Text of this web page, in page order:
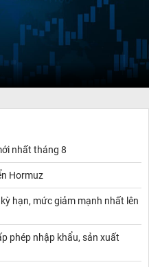
nhất tháng 8
Hormuz
hạn, mức giảm mạnh nhất lên
phép nhập khẩu, sản xuất